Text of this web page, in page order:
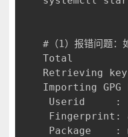
#（1）报错问题：
Total
Retrieving
Importing GPG
Userid     :
Fingerprint:
Package